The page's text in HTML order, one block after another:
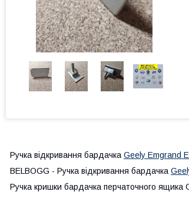
Ручка відкривання бардачкаGeely Emgrand
BELBOGG - Ручка відкривання бардачка
Ручка кришки бардачка перчаточного